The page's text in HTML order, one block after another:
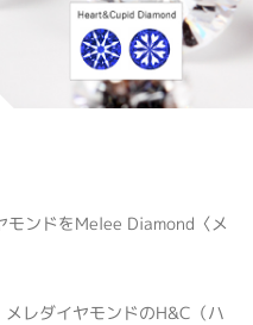
モンドをMelee Diamond〈メ
レダイヤモンドのH&C（ハ